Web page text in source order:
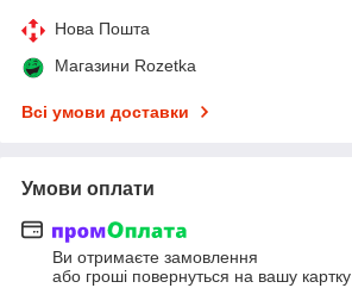
Нова Пошта
Магазини Rozetka
Всі умови доставки
Умови оплати
Ви отримаєте замовлення
або гроші повернуться на вашу картку